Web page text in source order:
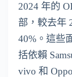
2024 年的
部，較去年
40%。這些
括依賴
vivo 和